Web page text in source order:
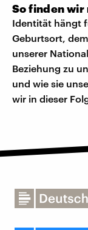
So finden
Identität hängt
Geburtsort,
unserer
Beziehung zu
und wie sie
wir in dieser